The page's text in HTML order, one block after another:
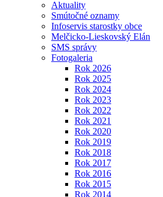
Aktuality
Smútočné oznamy
Infoservis starostky obce
Melčicko-Lieskovský Elán
SMS správy
Fotogaleria
Rok 2026
Rok 2025
Rok 2024
Rok 2023
Rok 2022
Rok 2021
Rok 2020
Rok 2019
Rok 2018
Rok 2017
Rok 2016
Rok 2015
Rok 2014